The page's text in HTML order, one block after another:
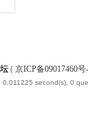
( 京ICP备09017460号
0.011225 second(s), 0